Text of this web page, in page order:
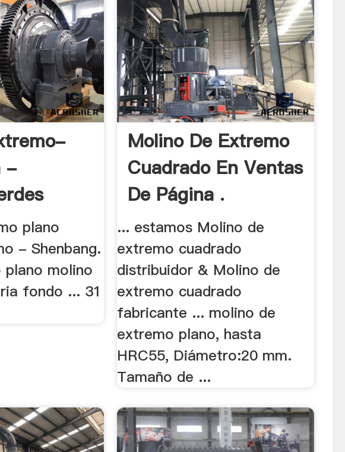
-
plano
- Shenbang.
molino
fondo ... 31
Molino De Extremo
Cuadrado En Ventas
De Página .
... estamos Molino de
extremo cuadrado
distribuidor & Molino de
extremo cuadrado
fabricante ... molino de
extremo plano, hasta
HRC55, Diámetro:20 mm.
Tamaño de ...